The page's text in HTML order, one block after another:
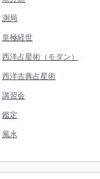
測局
皇極経世
西洋占星術（モダン）
西洋古典占星術
講習会
鑑定
風水